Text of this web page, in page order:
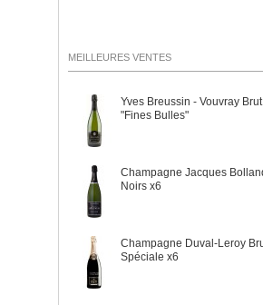
MEILLEURES VENTES
Yves Breussin - Vouvray
"Fines Bulles"
Champagne Jacques
Noirs x6
Champagne Duval-Leroy
Spéciale x6